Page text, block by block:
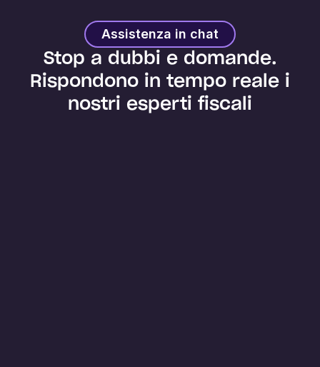
Assistenza in chat
Stop a dubbi e domande.
Rispondono in tempo reale i
nostri esperti fiscali